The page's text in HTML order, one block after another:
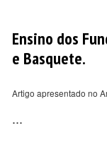
Ensino dos
e Basquete.
Artigo apresentado no
...